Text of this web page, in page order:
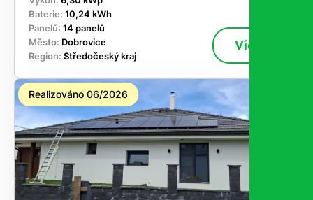
Baterie: 10,24 kWh
Panelů: 14 panelů
Město: Dobrovice
Region: Středočeský kraj
Více
Realizováno 06/2026